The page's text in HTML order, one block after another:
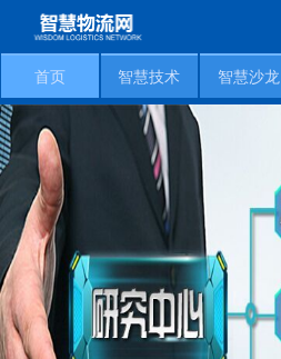
首页 智慧技术 智慧沙龙